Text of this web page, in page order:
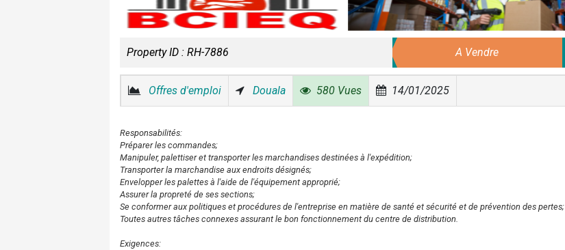
Property ID : RH-7886 A Vendre
Offres d'emploi Douala 580 Vues 14/01/2025
Responsabilités:
Préparer les commandes;
Manipuler, palettiser et transporter les marchandises destinées à l'expédition;
Transporter la marchandise aux endroits désignés;
Envelopper les palettes à l'aide de l'équipement approprié;
Assurer la propreté de ses sections;
Se conformer aux politiques et procédures de l'entreprise en matière de santé et sécurité et de prévention des pertes;
Toutes autres tâches connexes assurant le bon fonctionnement du centre de distribution.
Exigences: